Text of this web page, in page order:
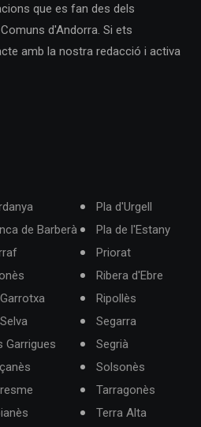
que es fan des dels
d'Andorra. Si ets
amb la nostra redacció i activa
de Barberà
Garrigues
Pla d'Urgell
Pla de l'Estany
Priorat
Ribera d'Ebre
Ripollès
Segarra
Segrià
Solsonès
Tarragonès
Terra Alta